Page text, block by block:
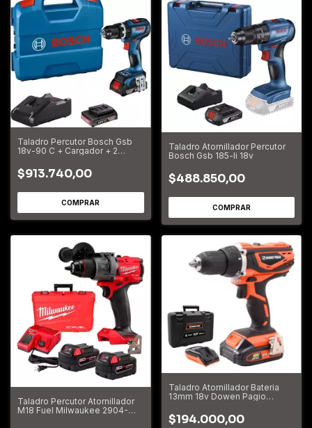
Taladro Percutor Bosch Gsb
18v-90 C + Cargador + 2
$913.740,00
Taladro Atornillador Percutor
Bosch Gsb 185-li 18v
$488.850,00
Taladro Percutor Atornillador
M18 Fuel Milwaukee 2904-
Taladro Atornillador Bateria
13mm 18v Dowen Pagio
$194.000,00